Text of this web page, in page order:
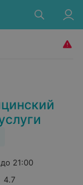
до 21:00
4.7